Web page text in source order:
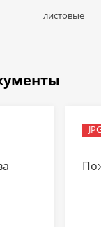
листовые